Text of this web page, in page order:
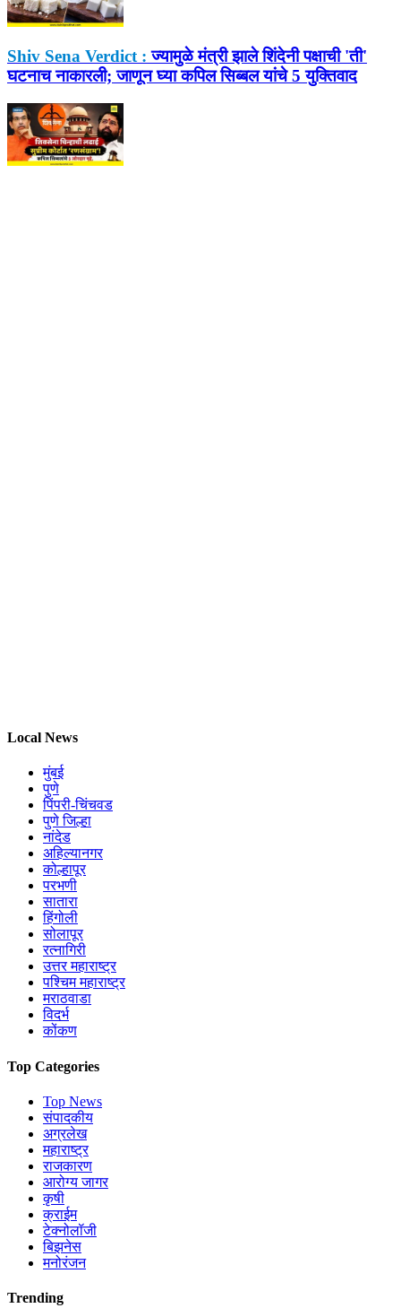
Shiv Sena Verdict : ज्यामुळे मंत्री झाले शिंदेनी पक्षाची 'ती'
घटनाच नाकारली; जाणून घ्या कपिल सिब्बल यांचे 5 युक्तिवाद
Local News
मुंबई
पुणे
पिंपरी-चिंचवड
पुणे जिल्हा
नांदेड
अहिल्यानगर
कोल्हापूर
परभणी
सातारा
हिंगोली
सोलापूर
रत्नागिरी
उत्तर महाराष्ट्र
पश्चिम महाराष्ट्र
मराठवाडा
विदर्भ
कोंकण
Top Categories
Top News
संपादकीय
अग्रलेख
महाराष्ट्र
राजकारण
आरोग्य जागर
कृषी
क्राईम
टेक्नोलॉजी
बिझनेस
मनोरंजन
Trending